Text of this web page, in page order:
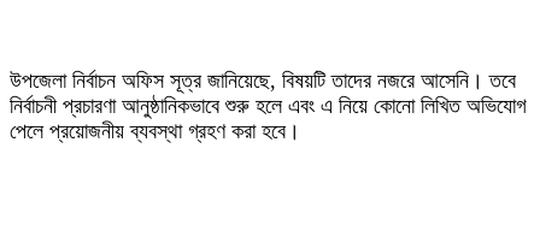
‎উপজেলা নির্বাচন অফিস সূত্র জানিয়েছে, বিষয়টি তাদের নজরে আসেনি। তবে
নির্বাচনী প্রচারণা আনুষ্ঠানিকভাবে শুরু হলে এবং এ নিয়ে কোনো লিখিত অভিযোগ
পেলে প্রয়োজনীয় ব্যবস্থা গ্রহণ করা হবে।